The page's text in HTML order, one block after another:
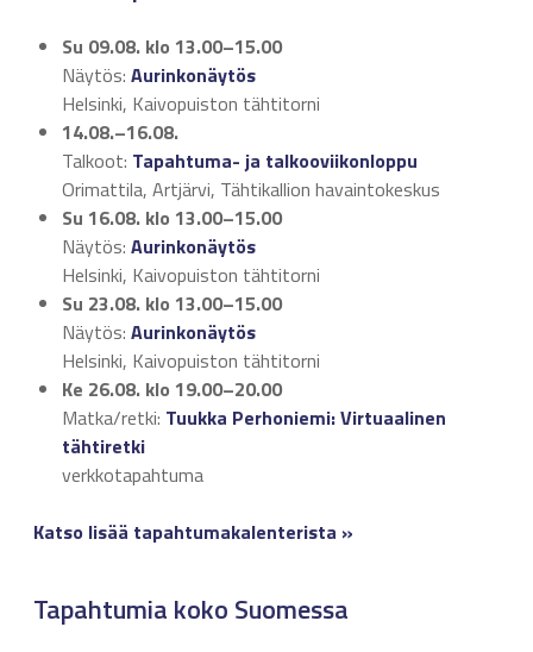
Su 09.08. klo 13.00–15.00
Näytös: Aurinkonäytös
Helsinki, Kaivopuiston tähtitorni
14.08.–16.08.
Talkoot: Tapahtuma- ja talkooviikonloppu
Orimattila, Artjärvi, Tähtikallion havaintokeskus
Su 16.08. klo 13.00–15.00
Näytös: Aurinkonäytös
Helsinki, Kaivopuiston tähtitorni
Su 23.08. klo 13.00–15.00
Näytös: Aurinkonäytös
Helsinki, Kaivopuiston tähtitorni
Ke 26.08. klo 19.00–20.00
Matka/retki: Tuukka Perhoniemi: Virtuaalinen
tähtiretki
verkkotapahtuma
Katso lisää tapahtumakalenterista »
Tapahtumia koko Suomessa